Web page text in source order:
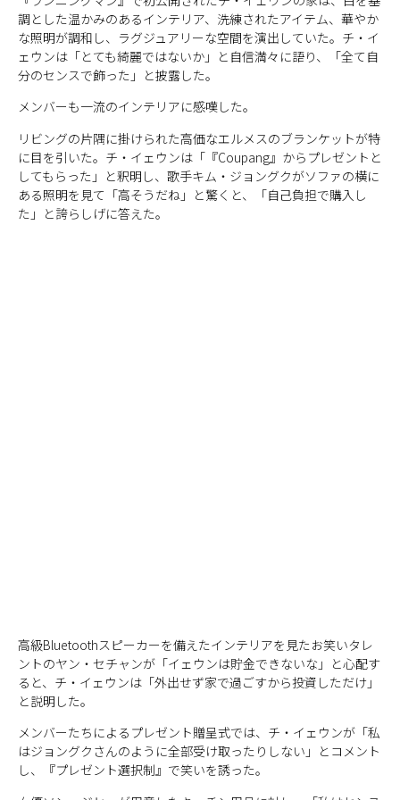
調とした温かみのあるインテリア、洗練されたアイテム、華やか
な照明が調和し、ラグジュアリーな空間を演出していた。チ・イ
ェウンは「とても綺麗ではないか」と自信満々に語り、「全て自
分のセンスで飾った」と披露した。
メンバーも一流のインテリアに感嘆した。
リビングの片隅に掛けられた高価なエルメスのブランケットが特
に目を引いた。チ・イェウンは「『Coupang』からプレゼントと
してもらった」と釈明し、歌手キム・ジョングクがソファの横に
ある照明を見て「高そうだね」と驚くと、「自己負担で購入し
た」と誇らしげに答えた。
高級Bluetoothスピーカーを備えたインテリアを見たお笑いタレ
ントのヤン・セチャンが「イェウンは貯金できないな」と心配す
ると、チ・イェウンは「外出せず家で過ごすから投資しただけ」
と説明した。
メンバーたちによるプレゼント贈呈式では、チ・イェウンが「私
はジョングクさんのように全部受け取ったりしない」とコメント
し、『プレゼント選択制』で笑いを誘った。